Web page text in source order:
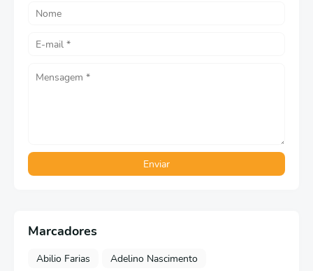
Marcadores
Abilio Farias
Adelino Nascimento